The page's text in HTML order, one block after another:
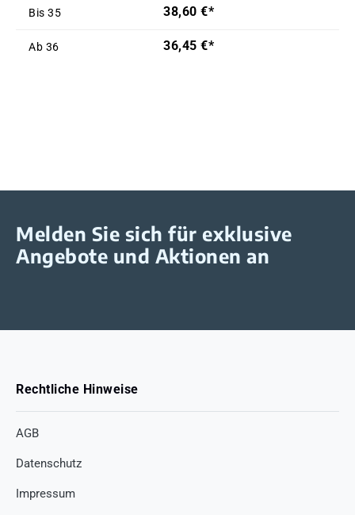
Bis 35 38,60 €*
Ab 36 36,45 €*
Melden Sie sich für exklusive
Angebote und Aktionen an
Rechtliche Hinweise
AGB
Datenschutz
Impressum